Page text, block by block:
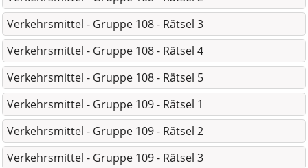
Verkehrsmittel - Gruppe 108 - Rätsel 3
Verkehrsmittel - Gruppe 108 - Rätsel 4
Verkehrsmittel - Gruppe 108 - Rätsel 5
Verkehrsmittel - Gruppe 109 - Rätsel 1
Verkehrsmittel - Gruppe 109 - Rätsel 2
Verkehrsmittel - Gruppe 109 - Rätsel 3